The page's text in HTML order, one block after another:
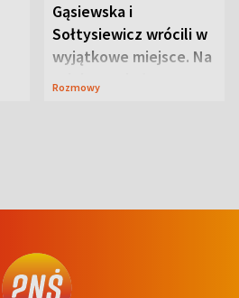
Gąsiewska i
Sołtysiewicz wrócili w
wyjątkowe miejsce. Na
szlaku czekał
Rozmowy